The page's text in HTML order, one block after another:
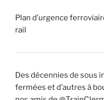
Plan d’urgence
rail
Des décennies de sous
fermées et d’autres à